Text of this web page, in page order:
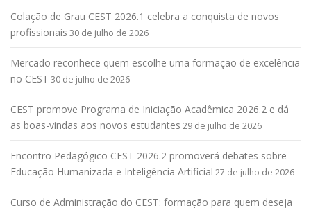
Colação de Grau CEST 2026.1 celebra a conquista de novos
profissionais 30 de julho de 2026
Mercado reconhece quem escolhe uma formação de excelência
no CEST 30 de julho de 2026
CEST promove Programa de Iniciação Acadêmica 2026.2 e dá
as boas-vindas aos novos estudantes 29 de julho de 2026
Encontro Pedagógico CEST 2026.2 promoverá debates sobre
Educação Humanizada e Inteligência Artificial 27 de julho de 2026
Curso de Administração do CEST: formação para quem deseja